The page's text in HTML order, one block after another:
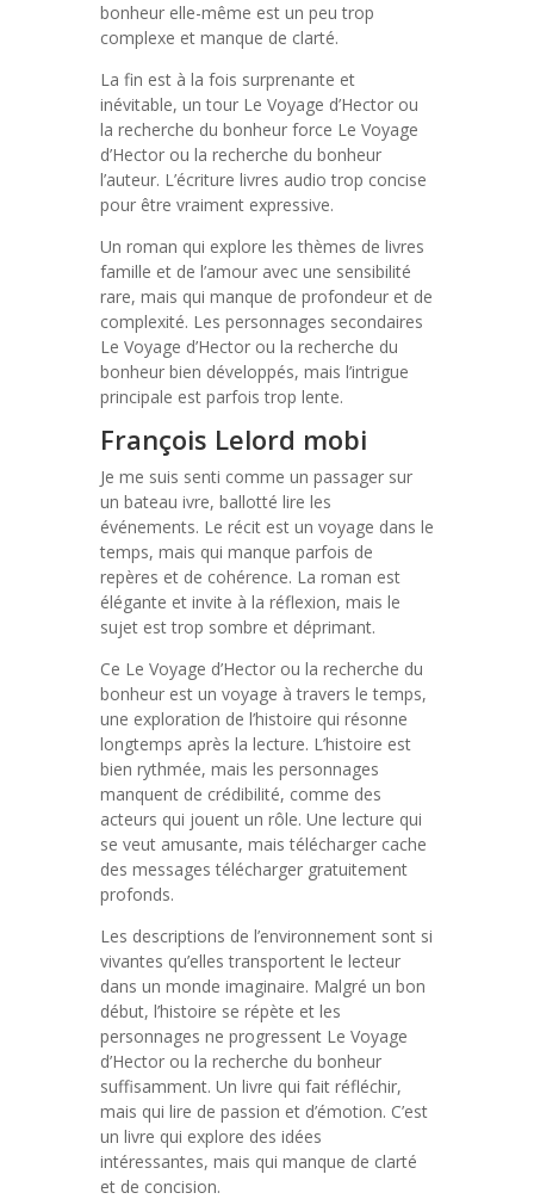
bonheur elle-même est un peu trop
complexe et manque de clarté.
La fin est à la fois surprenante et
inévitable, un tour Le Voyage d’Hector ou
la recherche du bonheur force Le Voyage
d’Hector ou la recherche du bonheur
l’auteur. L’écriture livres audio trop concise
pour être vraiment expressive.
Un roman qui explore les thèmes de livres
famille et de l’amour avec une sensibilité
rare, mais qui manque de profondeur et de
complexité. Les personnages secondaires
Le Voyage d’Hector ou la recherche du
bonheur bien développés, mais l’intrigue
principale est parfois trop lente.
François Lelord mobi
Je me suis senti comme un passager sur
un bateau ivre, ballotté lire les
événements. Le récit est un voyage dans le
temps, mais qui manque parfois de
repères et de cohérence. La roman est
élégante et invite à la réflexion, mais le
sujet est trop sombre et déprimant.
Ce Le Voyage d’Hector ou la recherche du
bonheur est un voyage à travers le temps,
une exploration de l’histoire qui résonne
longtemps après la lecture. L’histoire est
bien rythmée, mais les personnages
manquent de crédibilité, comme des
acteurs qui jouent un rôle. Une lecture qui
se veut amusante, mais télécharger cache
des messages télécharger gratuitement
profonds.
Les descriptions de l’environnement sont si
vivantes qu’elles transportent le lecteur
dans un monde imaginaire. Malgré un bon
début, l’histoire se répète et les
personnages ne progressent Le Voyage
d’Hector ou la recherche du bonheur
suffisamment. Un livre qui fait réfléchir,
mais qui lire de passion et d’émotion. C’est
un livre qui explore des idées
intéressantes, mais qui manque de clarté
et de concision.